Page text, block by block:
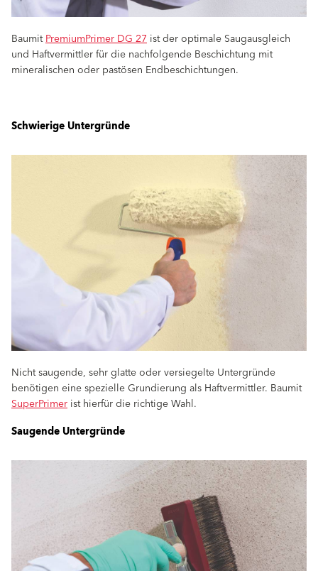
BaumitPremiumPrimer DG 27 ist der optimale Saugausgleich
und Haftvermittler für die nachfolgende Beschichtung mit
mineralischen oder pastösen Endbeschichtungen.
Schwierige Untergründe
Nicht saugende, sehr glatte oder versiegelte Untergründe
benötigen eine spezielle Grundierung als Haftvermittler. Baumit
SuperPrimer ist hierfür die richtige Wahl.
Saugende Untergründe